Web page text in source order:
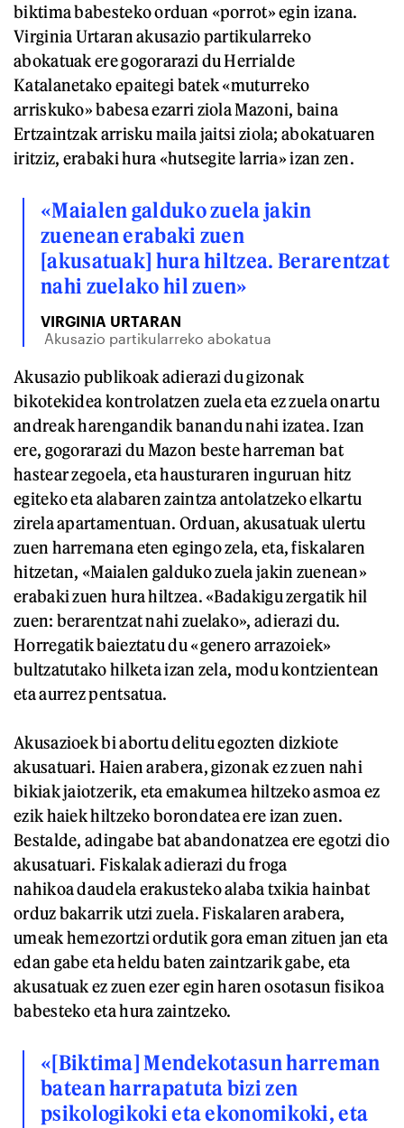
biktima babesteko orduan «porrot» egin izana.
Virginia Urtaran akusazio partikularreko
abokatuak ere gogorarazi du Herrialde
Katalanetako epaitegi batek «muturreko
arriskuko» babesa ezarri ziola Mazoni, baina
Ertzaintzak arrisku maila jaitsi ziola; abokatuaren
iritziz, erabaki hura «hutsegite larria» izan zen.
«Maialen galduko zuela jakin
zuenean erabaki zuen
[akusatuak] hura hiltzea. Berarentzat
nahi zuelako hil zuen»
VIRGINIA URTARAN
Akusazio partikularreko abokatua
Akusazio publikoak adierazi du gizonak
bikotekidea kontrolatzen zuela eta ez zuela onartu
andreak harengandik banandu nahi izatea. Izan
ere, gogorarazi du Mazon beste harreman bat
hastear zegoela, eta hausturaren inguruan hitz
egiteko eta alabaren zaintza antolatzeko elkartu
zirela apartamentuan. Orduan, akusatuak ulertu
zuen harremana eten egingo zela, eta, fiskalaren
hitzetan, «Maialen galduko zuela jakin zuenean»
erabaki zuen hura hiltzea. «Badakigu zergatik hil
zuen: berarentzat nahi zuelako», adierazi du.
Horregatik baieztatu du «genero arrazoiek»
bultzatutako hilketa izan zela, modu kontzientean
eta aurrez pentsatua.
Akusazioek bi abortu delitu egozten dizkiote
akusatuari. Haien arabera, gizonak ez zuen nahi
bikiak jaiotzerik, eta emakumea hiltzeko asmoa ez
ezik haiek hiltzeko borondatea ere izan zuen.
Bestalde, adingabe bat abandonatzea ere egotzi dio
akusatuari. Fiskalak adierazi du froga
nahikoa daudela erakusteko alaba txikia hainbat
orduz bakarrik utzi zuela. Fiskalaren arabera,
umeak hemezortzi ordutik gora eman zituen jan eta
edan gabe eta heldu baten zaintzarik gabe, eta
akusatuak ez zuen ezer egin haren osotasun fisikoa
babesteko eta hura zaintzeko.
«[Biktima] Mendekotasun harreman
batean harrapatuta bizi zen
psikologikoki eta ekonomikoki, eta